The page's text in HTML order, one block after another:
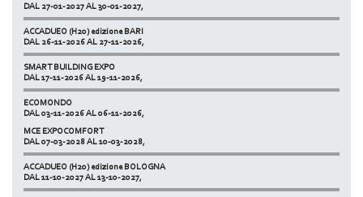
DAL 27-01-2027 AL 30-01-2027,
ACCADUEO (H20) edizione BARI
DAL 26-11-2026 AL 27-11-2026,
SMART BUILDING EXPO
DAL 17-11-2026 AL 19-11-2026,
ECOMONDO
DAL 03-11-2026 AL 06-11-2026,
NETZERO MILAN - EXPO SUMMIT
DAL 20-10-2026 AL 22-10-2026,
MCE EXPOCOMFORT
DAL 07-03-2028 AL 10-03-2028,
ACCADUEO (H20) edizione BOLOGNA
DAL 11-10-2027 AL 13-10-2027,